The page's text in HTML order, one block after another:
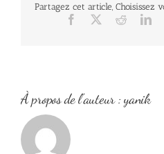
Partagez cet article, Choisissez
Facebook Reddit
À propos de l'auteur :yanik